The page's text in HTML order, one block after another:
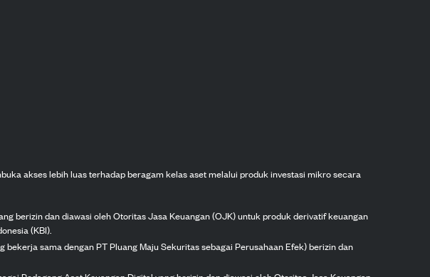
akses lebih luas terhadap beragam kelas aset melalui produk investasi mikro secara
berizin dan diawasi oleh Otoritas Jasa Keuangan (OJK) untuk produk derivatif keuangan
(KBI).
sama dengan PT Pluang Maju Sekuritas sebagai Perusahaan Efek) berizin dan